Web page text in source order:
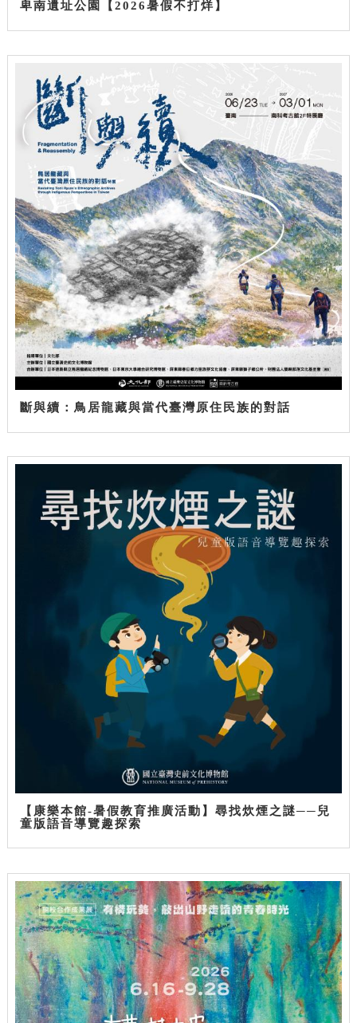
卑南遺址公園【2026暑假不打烊】
斷與續：鳥居龍藏與當代臺灣原住民族的對話
【康樂本館-暑假教育推廣活動】尋找炊煙之謎──兒
童版語音導覽趣探索